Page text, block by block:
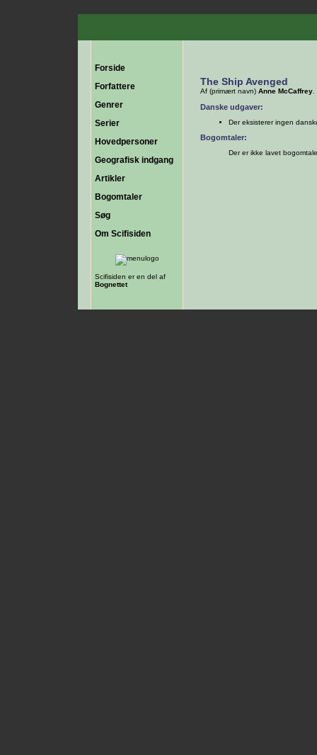
Forside
Forfattere
Genrer
Serier
Hovedpersoner
Geografisk indgang
Artikler
Bogomtaler
Søg
Om Scifisiden
Scifisiden er en del af
Bognettet
The Ship Avenged
Af (primært navn) Anne McCaffrey
Danske udgaver:
Der eksisterer ingen
Bogomtaler:
Der er ikke lavet